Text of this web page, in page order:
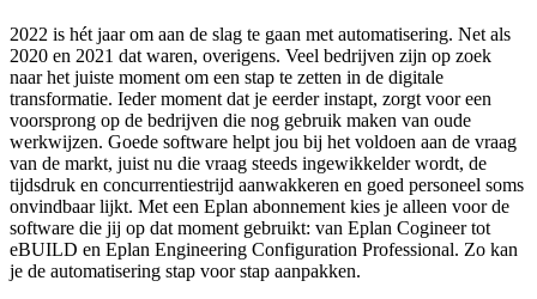
2022 is hét jaar om aan de slag te gaan met automatisering. Net als
2020 en 2021 dat waren, overigens. Veel bedrijven zijn op zoek
naar het juiste moment om een stap te zetten in de digitale
transformatie. Ieder moment dat je eerder instapt, zorgt voor een
voorsprong op de bedrijven die nog gebruik maken van oude
werkwijzen. Goede software helpt jou bij het voldoen aan de vraag
van de markt, juist nu die vraag steeds ingewikkelder wordt, de
tijdsdruk en concurrentiestrijd aanwakkeren en goed personeel soms
onvindbaar lijkt. Met een Eplan abonnement kies je alleen voor de
software die jij op dat moment gebruikt: van Eplan Cogineer tot
eBUILD en Eplan Engineering Configuration Professional. Zo kan
je de automatisering stap voor stap aanpakken.